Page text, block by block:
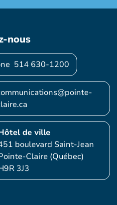
nous
514 630-1200
de ville
boulevard Saint-Jean
Claire (Québec)
3J3